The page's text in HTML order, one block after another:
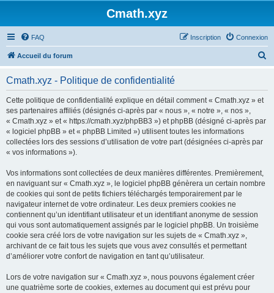
Cmath.xyz
FAQ Connexion
Inscription
Accueil du forum
Cmath.xyz - Politique de confidentialité
Cette politique de confidentialité explique en détail comment « Cmath.xyz » et
ses partenaires affiliés (désignés ci-après par « nous », « notre », « nos »,
« Cmath.xyz » et « https://cmath.xyz/phpBB3 ») et phpBB (désigné ci-après par
« logiciel phpBB » et « phpBB Limited ») utilisent toutes les informations
collectées lors des sessions d’utilisation de votre part (désignées ci-après par
« vos informations »).
Vos informations sont collectées de deux manières différentes. Premièrement,
en naviguant sur « Cmath.xyz », le logiciel phpBB génèrera un certain nombre
de cookies qui sont de petits fichiers téléchargés temporairement par le
navigateur internet de votre ordinateur. Les deux premiers cookies ne
contiennent qu’un identifiant utilisateur et un identifiant anonyme de session
qui vous sont automatiquement assignés par le logiciel phpBB. Un troisième
cookie sera créé lors de votre navigation sur les sujets de « Cmath.xyz »,
archivant de ce fait tous les sujets que vous avez consultés et permettant
d’améliorer votre confort de navigation en tant qu’utilisateur.
Lors de votre navigation sur « Cmath.xyz », nous pouvons également créer
une quatrième sorte de cookies, externes au document qui est prévu pour